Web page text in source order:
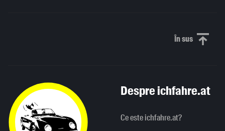
În susDerulați
Despre ichfahre.at
Ce este ichfahre.at?